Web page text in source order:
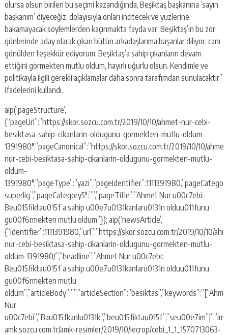
olursa olsun birileri bu seçimi kazandığında, Beşiktaş başkanına ‘sayın
başkanım’ diyeceğiz, dolayısıyla onları incitecek ve yüzlerine
bakamayacak söylemlerden kaçınmakta fayda var. Beşiktaş’ın bu zor
günlerinde aday olarak çıkan bütün arkadaşlarıma başarılar diliyor, canı
gönülden teşekkür ediyorum. Beşiktaş’a sahip çıkanların devam
ettiğini görmekten mutlu oldum, hayırlı uğurlu olsun. Kendimle ve
politikayla ilgili gerekli açıklamalar daha sonra tarafımdan sunulacaktır”
ifadelerini kullandı.
aip(‘pageStructure’,
{“pageUrl”:”https://skor.sozcu.com.tr/2019/10/10/ahmet-nur-cebi-
besiktasa-sahip-cikanlarin-oldugunu-gormekten-mutlu-oldum-
1391980″,”pageCanonical”:”https://skor.sozcu.com.tr/2019/10/10/
nur-cebi-besiktasa-sahip-cikanlarin-oldugunu-gormekten-mutlu-
oldum-
superlig”,”pageCategory5″:””,”pageTitle”:”Ahmet Nur u00c7ebi:
Beu015fiktau015f’a sahip u00e7u0131kanlaru0131n olduu011funu
gu00f6rmekten mutlu oldum”}); aip(‘newsArticle’,
{“identifier”:1111391980,”url”:”https://skor.sozcu.com.tr/2019/10/10/
nur-cebi-besiktasa-sahip-cikanlarin-oldugunu-gormekten-mutlu-
oldum-1391980/”,”headline”:”Ahmet Nur u00c7ebi:
Beu015fiktau015f’a sahip u00e7u0131kanlaru0131n olduu011funu
gu00f6rmekten mutlu
Nur
amk.sozcu.com.tr/amk-resimler/2019/10/iecrop/cebi_1_1_1570713063-